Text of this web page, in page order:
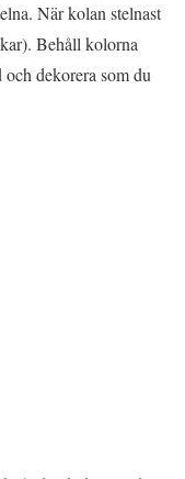
När kolan stelnast
Behåll kolorna
dekorera som du